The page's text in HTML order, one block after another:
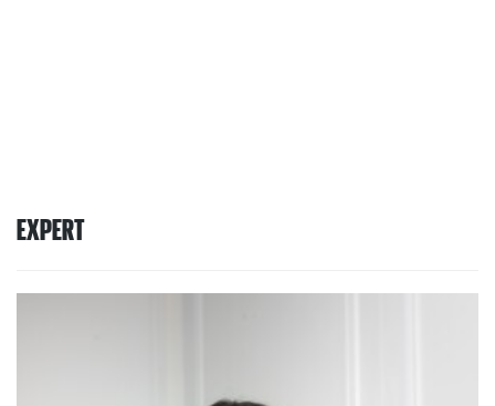
EXPERT